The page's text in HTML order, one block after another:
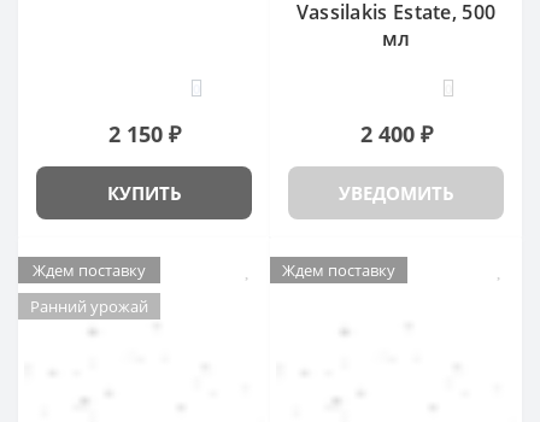
2 150 ₽
КУПИТЬ
Vassilakis Estate, 500
мл
2 400 ₽
УВЕДОМИТЬ
Ждем поставку
Ранний урожай
Ждем поставку